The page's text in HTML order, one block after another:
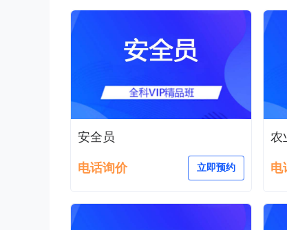
安全员
电话询价 立即预约
农
电